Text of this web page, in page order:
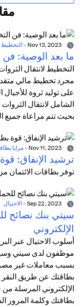
-التخطيط
ما بعد الوصية: فن
التخطيط لانتقال
مجرد تخطيط مالي
على توليد ثروة
الشامل لانتقال الثروات
بحيث تتم مراعاة جميع
- مزايا
ترشيد الإنفاق:
توفر بطاقات الائتمان
- الاحتيال
سيتي بنك نصائح
الإلكتروني
أسلوب الاحتيال عبر
موظفون لدى سيتي
بسبب معاملات غير
بطاقتك عن طريق النقر
الإلكتروني المرسلة
بطاقتك وكلمة المرور